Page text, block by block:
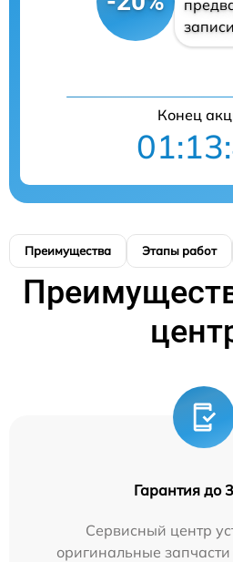
Конец
Преимущества Этапы работ
Гарантия до
Сервисный центр
оригинальные